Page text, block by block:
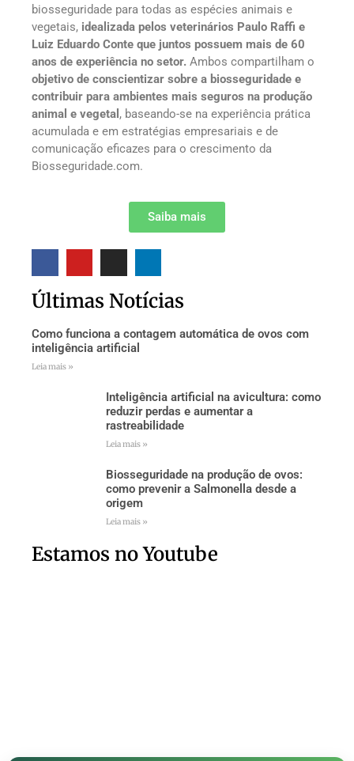
biosseguridade para todas as espécies animais e
vegetais, idealizada pelos veterinários Paulo Raffi e
Luiz Eduardo Conte que juntos possuem mais de 60
anos de experiência no setor. Ambos compartilham o
objetivo de conscientizar sobre a biosseguridade e
contribuir para ambientes mais seguros na produção
animal e vegetal , baseando-se na experiência prática
acumulada e em estratégias empresariais e de
comunicação eficazes para o crescimento da
Biosseguridade.com.
Saiba mais
Últimas Notícias
Como funciona a contagem automática de ovos com
inteligência artificial
Leia mais »
Inteligência artificial na avicultura: como
reduzir perdas e aumentar a
rastreabilidade
Leia mais »
Biosseguridade na produção de ovos:
como prevenir a Salmonella desde a
origem
Leia mais »
Estamos no Youtube